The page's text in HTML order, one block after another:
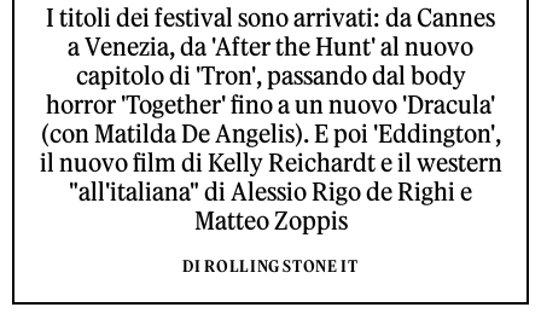
I titoli dei festival sono arrivati: da Cannes
a Venezia, da 'After the Hunt' al nuovo
capitolo di 'Tron', passando dal body
horror 'Together' fino a un nuovo 'Dracula'
(con Matilda De Angelis). E poi 'Eddington',
il nuovo film di Kelly Reichardt e il western
"all'italiana" di Alessio Rigo de Righi e
Matteo Zoppis
DI ROLLING STONE IT